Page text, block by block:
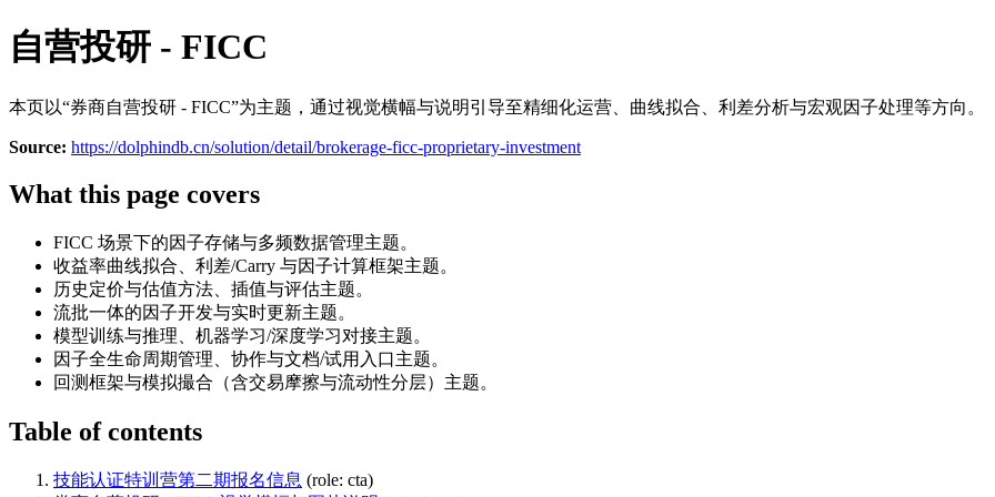
自营投研 - FICC
本页以“券商自营投研 - FICC”为主题，通过视觉横幅与说明引导至精细化运营、曲线拟合、利差分析与宏观因子处理等方向。
Source: https://dolphindb.cn/solution/detail/brokerage-ficc-proprietary-investment
What this page covers
FICC 场景下的因子存储与多频数据管理主题。
收益率曲线拟合、利差/Carry 与因子计算框架主题。
历史定价与估值方法、插值与评估主题。
流批一体的因子开发与实时更新主题。
模型训练与推理、机器学习/深度学习对接主题。
因子全生命周期管理、协作与文档/试用入口主题。
回测框架与模拟撮合（含交易摩擦与流动性分层）主题。
Table of contents
技能认证特训营第二期报名信息 (role: cta)